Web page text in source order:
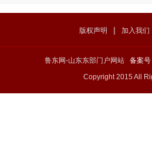
版权声明 | 加入我们
鲁东网-山东东部门户网站 备案
Copyright 2015 All